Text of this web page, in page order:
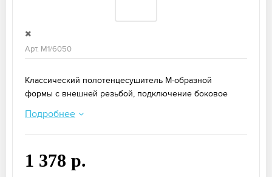
Арт. М1/6050
Классический полотенцесушитель М-образной
формы с внешней резьбой, подключение боковое
Подробнее
1 378 р.